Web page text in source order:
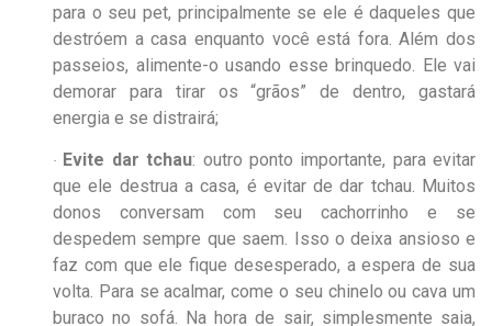
para o seu pet, principalmente se ele é daqueles que
destróem a casa enquanto você está fora. Além dos
passeios, alimente-o usando esse brinquedo. Ele vai
demorar para tirar os “grãos” de dentro, gastará
energia e se distrairá;
· Evite dar tchau: outro ponto importante, para evitar
que ele destrua a casa, é evitar de dar tchau. Muitos
donos conversam com seu cachorrinho e se
despedem sempre que saem. Isso o deixa ansioso e
faz com que ele fique desesperado, a espera de sua
volta. Para se acalmar, come o seu chinelo ou cava um
buraco no sofá. Na hora de sair, simplesmente saia,